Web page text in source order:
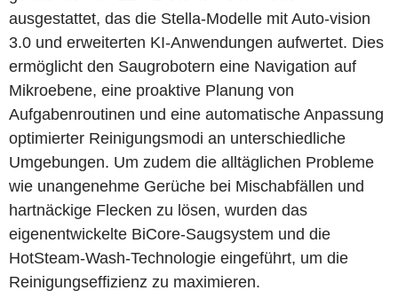
ausgestattet, das die Stella-Modelle mit Auto-vision
3.0 und erweiterten KI-Anwendungen aufwertet. Dies
ermöglicht den Saugrobotern eine Navigation auf
Mikroebene, eine proaktive Planung von
Aufgabenroutinen und eine automatische Anpassung
optimierter Reinigungsmodi an unterschiedliche
Umgebungen. Um zudem die alltäglichen Probleme
wie unangenehme Gerüche bei Mischabfällen und
hartnäckige Flecken zu lösen, wurden das
eigenentwickelte BiCore-Saugsystem und die
HotSteam-Wash-Technologie eingeführt, um die
Reinigungseffizienz zu maximieren.